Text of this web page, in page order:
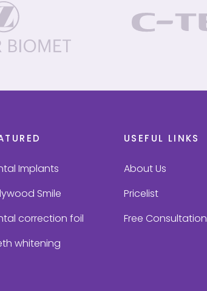
Implants
Smile
correction foil
whitening
USEFUL LINKS
About Us
Pricelist
Free Consultation